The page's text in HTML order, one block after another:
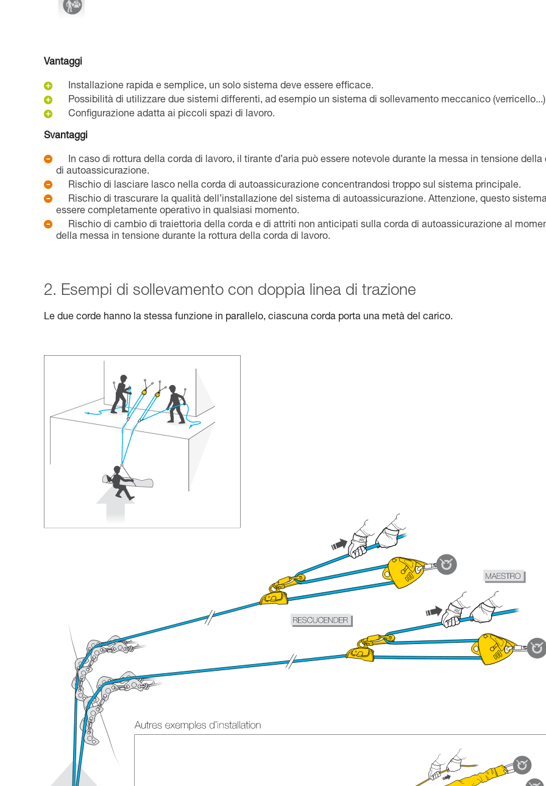
Vantaggi
Installazione rapida e semplice, un solo sistema deve essere efficace.
Possibilità di utilizzare due sistemi differenti, ad esempio un sistema di sollevamento meccanico
Configurazione adatta ai piccoli spazi di lavoro.
Svantaggi
In caso di rottura della corda di lavoro, il tirante d’aria può essere notevole durante la messa in tensione della
di autoassicurazione.
Rischio di lasciare lasco nella corda di autoassicurazione concentrandosi troppo sul sistema principale.
Rischio di trascurare la qualità dell’installazione del sistema di autoassicurazione. Attenzione, questo
essere completamente operativo in qualsiasi momento.
Rischio di cambio di traiettoria della corda e di attriti non anticipati sulla corda di autoassicurazione al
della messa in tensione durante la rottura della corda di lavoro.
2. Esempi di sollevamento con doppia linea di trazione
Le due corde hanno la stessa funzione in parallelo, ciascuna corda porta una metà del carico.